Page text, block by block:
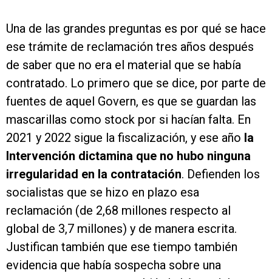
Una de las grandes preguntas es por qué se hace
ese trámite de reclamación tres años después
de saber que no era el material que se había
contratado. Lo primero que se dice, por parte de
fuentes de aquel Govern, es que se guardan las
mascarillas como stock por si hacían falta. En
2021 y 2022 sigue la fiscalización, y ese año la
Intervención dictamina que no hubo ninguna
irregularidad en la contratación. Defienden los
socialistas que se hizo en plazo esa
reclamación (de 2,68 millones respecto al
global de 3,7 millones) y de manera escrita.
Justifican también que ese tiempo también
evidencia que había sospecha sobre una